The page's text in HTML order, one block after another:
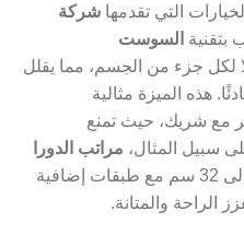
التي تقدمها شركة
بتقنية السوست
لكل جزء من الجسم، مما يقلل
هذه الميزة مثالية
مع شريك، حيث تمنع
سبيل المثال، مراتب الدورا
توفر ارتفاعًا يصل إلى 32 سم مع طبقات إضافية
الراحة والمتانة.